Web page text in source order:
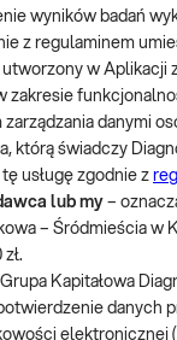
wyników badań
z regulaminem
utworzony w Aplikacji
zakresie
danymi
którą świadczy
usługę zgodnie z
lub my –
– Śródmieścia w
Grupa Kapitałowa
danych
elektronicznej